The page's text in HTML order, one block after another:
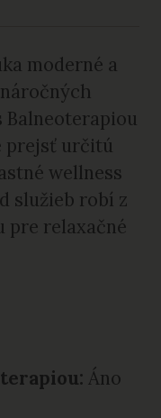
moderné a
Balneoterapiou
prejsť určitú
wellness
služieb robí z
pre relaxačné
Áno